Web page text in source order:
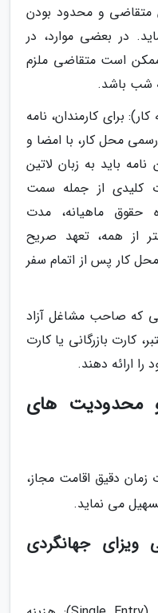
متقاضی و محدود بودن
در بعضی موارد، در
است متقاضی ملزم
شب باشد.
برای کارمندان، نامه
محل کار، با امضا و
باید به زبان لاتین
کلیدی از جمله سمت
حقوق ماهیانه، مدت
از همه، تعهد صریح
محل کار پس از اتمام سفر
که صاحب مشاغل آزاد
کارت بازرگانی یا کارت
ارائه دهند.
و محدودیت های
دقیق اقامت مجاز،
می نماید.
جهانگردی